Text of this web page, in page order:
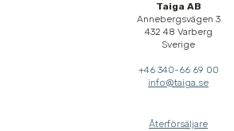
Taiga AB
Annebergsvägen 3
432 48 Varberg
Sverige
+46 340-66 69 00
info@taiga.se
Återförsäljare